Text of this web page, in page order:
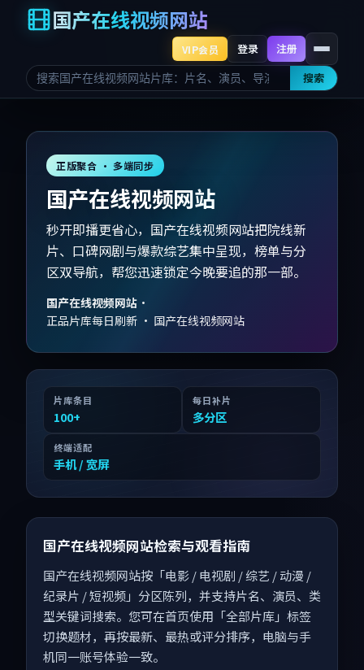
国产在线视频网站
搜索
VIP会员 登录 注册
正版聚合 · 多端同步
国产在线视频网站
秒开即播更省心，国产在线视频网站把院线新
片、口碑网剧与爆款综艺集中呈现，榜单与分
区双导航，帮您迅速锁定今晚要追的那一部。
国产在线视频网站 ·
正品片库每日刷新 · 国产在线视频网站
片库条目
100+
每日补片
多分区
终端适配
手机 / 宽屏
国产在线视频网站检索与观看指南
国产在线视频网站按「电影 / 电视剧 / 综艺 / 动漫 /
纪录片 / 短视频」分区陈列，并支持片名、演员、类
型关键词搜索。您可在首页使用「全部片库」标签
切换题材，再按最新、最热或评分排序，电脑与手
机同一账号体验一致。